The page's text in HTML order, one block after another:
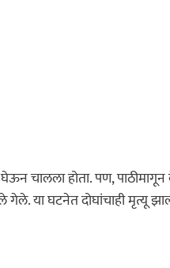
चालला होता. पण,
घटनेत दोघांचाही मृत्यू